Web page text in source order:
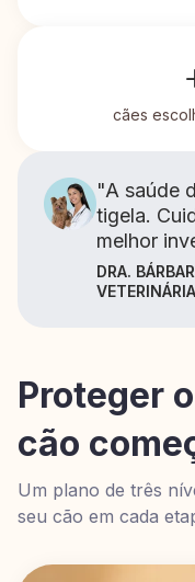
cães
"A saúde
tigela.
melhor
DRA.
VETERINÁRIA
Proteger
cão
Um plano de três
seu cão em cada